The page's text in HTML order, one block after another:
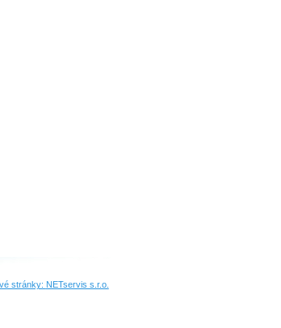
stránky: NETservis s.r.o.